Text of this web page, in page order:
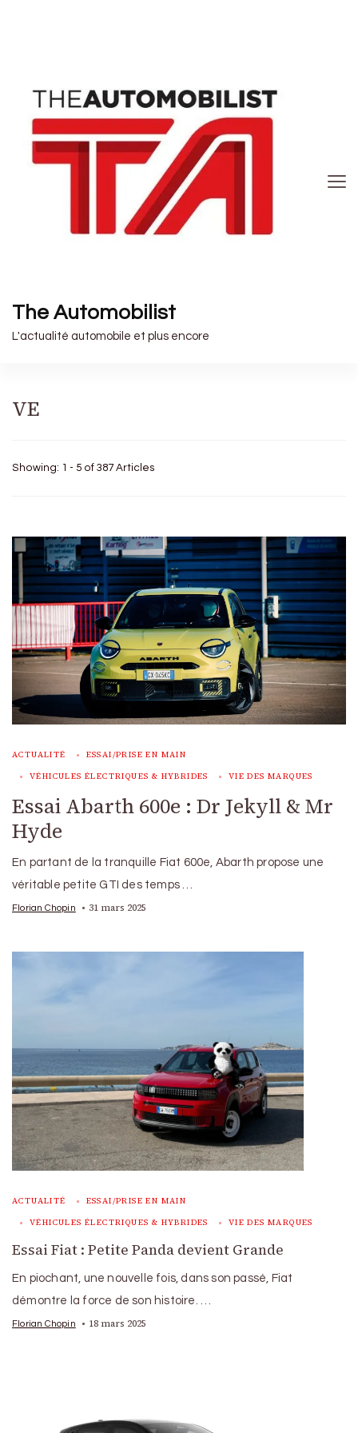
The Automobilist
L'actualité automobile et plus encore
VE
Showing: 1 - 5 of 387 Articles
ACTUALITÉ ESSAI/PRISE EN MAIN
VÉHICULES ÉLECTRIQUES & HYBRIDES VIE DES MARQUES
Essai Abarth 600e : Dr Jekyll & Mr
Hyde
En partant de la tranquille Fiat 600e, Abarth propose une
véritable petite GTI des temps …
Florian Chopin 31 mars 2025
ACTUALITÉ ESSAI/PRISE EN MAIN
VÉHICULES ÉLECTRIQUES & HYBRIDES VIE DES MARQUES
Essai Fiat : Petite Panda devient Grande
En piochant, une nouvelle fois, dans son passé, Fiat
démontre la force de son histoire. …
Florian Chopin 18 mars 2025